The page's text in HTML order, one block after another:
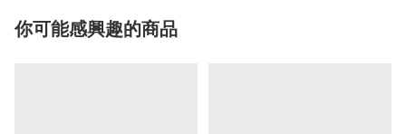
你可能感興趣的商品